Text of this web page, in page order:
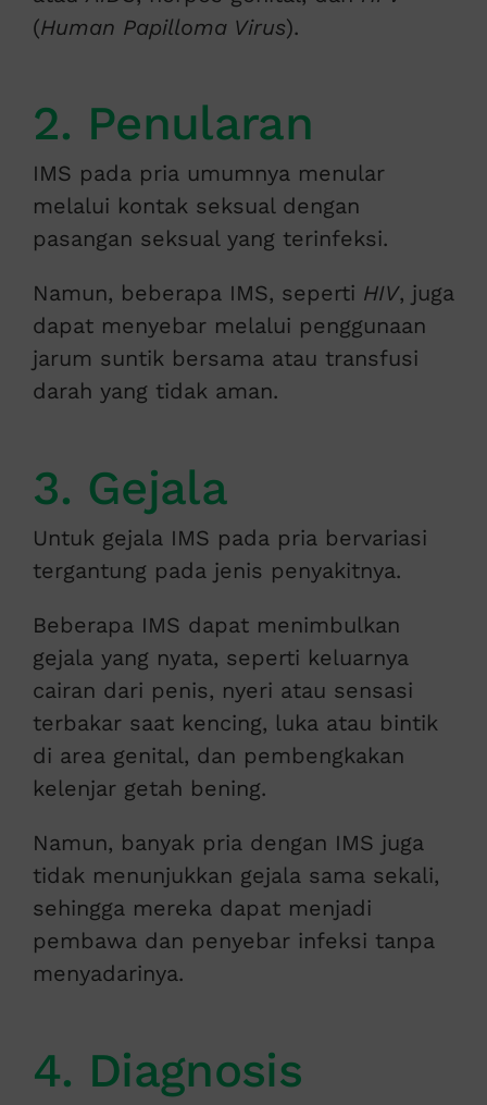
(Human Papilloma Virus).
2. Penularan
IMS pada pria umumnya menular
melalui kontak seksual dengan
pasangan seksual yang terinfeksi.
Namun, beberapa IMS, seperti HIV, juga
dapat menyebar melalui penggunaan
jarum suntik bersama atau transfusi
darah yang tidak aman.
3. Gejala
Untuk gejala IMS pada pria bervariasi
tergantung pada jenis penyakitnya.
Beberapa IMS dapat menimbulkan
gejala yang nyata, seperti keluarnya
cairan dari penis, nyeri atau sensasi
terbakar saat kencing, luka atau bintik
di area genital, dan pembengkakan
kelenjar getah bening.
Namun, banyak pria dengan IMS juga
tidak menunjukkan gejala sama sekali,
sehingga mereka dapat menjadi
pembawa dan penyebar infeksi tanpa
menyadarinya.
4. Diagnosis